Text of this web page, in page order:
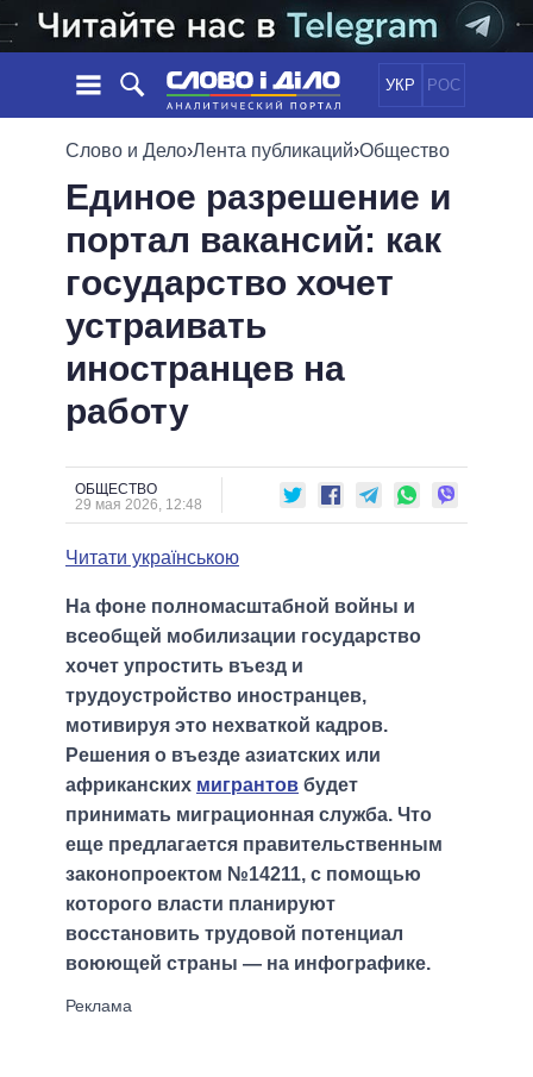
УКР РОС
НОВОСТИ
ЛЕНТА
СОБЫТИЯ
СТАТЬИ
МНЕНИЯ
ОБЗОРЫ
ДАЙДЖЕСТЫ
ПОЛИТИКА
ЭКОНОМИКА
ОБЩЕСТВО
ОБЕЩАНИЯ
ПОЛИТИКИ
ВСЕ ПОЛИТИКИ
ПРЕЗИДЕНТ И ОФИС
ВЕРХОВНАЯ РАДА
КАБИНЕТ МИНИСТРОВ
МЭРЫ
ВСЕ ПЕРСОНЫ
ИНФОГРАФИКА
ВИДЕО
СРАВНЕНИЕ ПОЛИТИКОВ
Слово и Дело›Лента публикаций›Общество
Единое разрешение и
портал вакансий: как
государство хочет
устраивать
иностранцев на
работу
ОБЩЕСТВО
29 мая 2026, 12:48
Читати українською
На фоне полномасштабной войны и
всеобщей мобилизации государство
хочет упростить въезд и
трудоустройство иностранцев,
мотивируя это нехваткой кадров.
Решения о въезде азиатских или
африканских мигрантов будет
принимать миграционная служба. Что
еще предлагается правительственным
законопроектом №14211, с помощью
которого власти планируют
восстановить трудовой потенциал
воюющей страны — на инфографике.